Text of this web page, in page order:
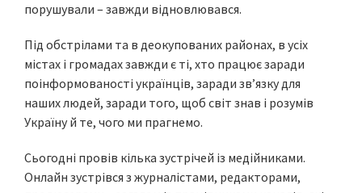
порушували – завжди відновлювався.
Під обстрілами та в деокупованих районах, в усіх
містах і громадах завжди є ті, хто працює заради
поінформованості українців, заради звʼязку для
наших людей, заради того, щоб світ знав і розумів
Україну й те, чого ми прагнемо.
Сьогодні провів кілька зустрічей із медійниками.
Онлайн зустрівся з журналістами, редакторами,